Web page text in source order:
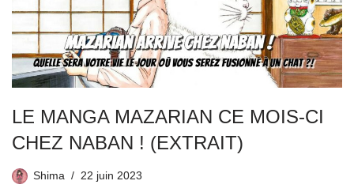
LE MANGA MAZARIAN CE MOIS-CI
CHEZ NABAN ! (EXTRAIT)
Shima 22 juin 2023